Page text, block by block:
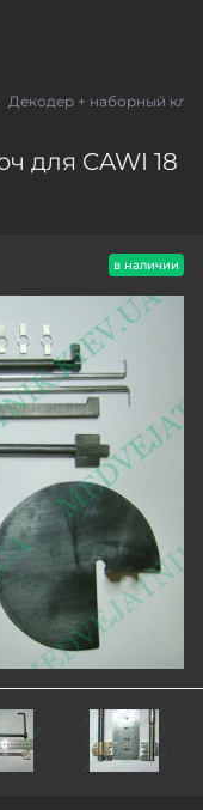
Декодер + наборный
для CAWI 18
в наличии